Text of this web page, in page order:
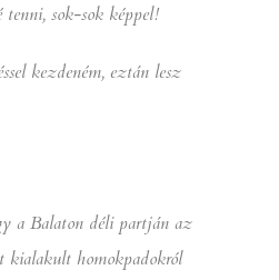
tenni, sok-sok képpel!
kezdeném, eztán lesz
a Balaton déli partján az
kialakult homokpadokról